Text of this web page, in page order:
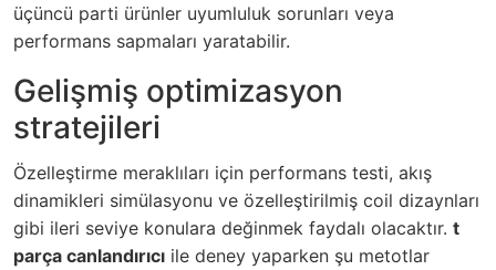
üçüncü parti ürünler uyumluluk sorunları veya
performans sapmaları yaratabilir.
Gelişmiş optimizasyon
stratejileri
Özelleştirme meraklıları için performans testi, akış
dinamikleri simülasyonu ve özelleştirilmiş coil dizaynları
gibi ileri seviye konulara değinmek faydalı olacaktır. t
parça canlandırıcı ile deney yaparken şu metotlar